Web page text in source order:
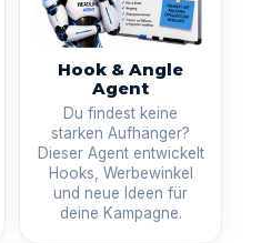
Hook & Angle
Agent
Du findest keine
starken Aufhänger?
Dieser Agent entwickelt
Hooks, Werbewinkel
und neue Ideen für
deine Kampagne.